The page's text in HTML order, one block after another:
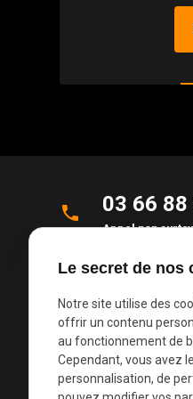
phone 03 66 88
Appel non
place
Allée des
59270 Bailleul
mail
Le secret de nos
Notre site utilise des
offrir un contenu
au fonctionnement de
Cependant, vous avez
personnalisation, de